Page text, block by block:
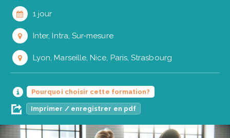
1 jour
Inter, Intra, Sur-mesure
Lyon, Marseille, Nice, Paris, Strasbourg
Pourquoi choisir cette formation?
Imprimer / enregistrer en pdf